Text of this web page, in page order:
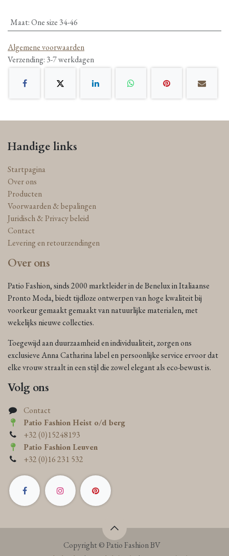
Maat:One size 34-46
Algemene voorwaarden
Verzending: 3-7 werkdagen
Handige links
Startpagina
Over ons
Producten
Voorwaarden & bepalingen
Juridisch & Privacy beleid
Contact
Levering en retourzendingen
Over ons
Patio Fashion, sinds 2000 marktleider in de Benelux in Italiaanse
Pronto Moda, biedt tijdloze ontwerpen van hoge kwaliteit bij
voorkeur gemaakt gemaakt van natuurlijke materialen, met
wekelijks nieuwe collecties.
Toegewijd aan duurzaamheid en individualiteit, zorgen ons
exclusieve Anna Catharina label en persoonlijke service ervoor dat
elke vrouw straalt in een stijl die zowel elegant als eco-bewust is.
Volg ons
Contact
Patio Fashion Heist o/d berg
+32 (0)15248193
Patio Fashion Leuven
+32 (0)16 231 532
Copyright © Patio Fashion BV